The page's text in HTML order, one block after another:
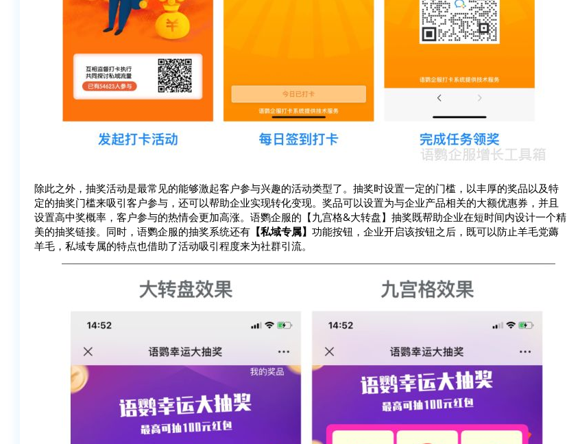
除此之外，抽奖活动是最常见的能够激起客户参与兴趣的活动类型了。抽奖时设置一定的门槛，以丰厚的奖品以及特
定的抽奖门槛来吸引客户参与，还可以帮助企业实现转化变现。奖品可以设置为与企业产品相关的大额优惠券，并且
设置高中奖概率，客户参与的热情会更加高涨。语鹦企服的【九宫格&大转盘】抽奖既帮助企业在短时间内设计一个精
美的抽奖链接。同时，语鹦企服的抽奖系统还有 【私域专属】 功能按钮，企业开启该按钮之后，既可以防止羊毛党薅
羊毛，私域专属的特点也借助了活动吸引程度来为社群引流。